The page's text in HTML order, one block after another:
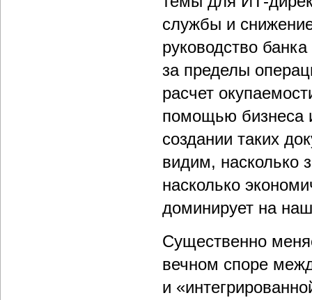
службы и
руководство
за пределы
расчет
помощью бизнеса
создании таких
видим, насколько
насколько
доминирует на
Существенно
вечном споре
и